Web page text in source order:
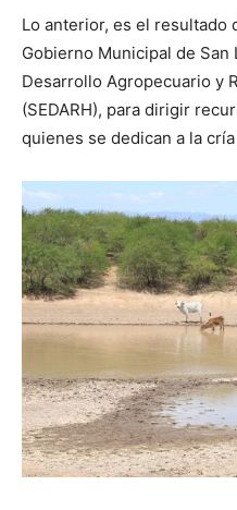
Lo anterior, es el resultado
Gobierno Municipal de
Desarrollo Agropecuario y
(SEDARH), para dirigir
quienes se dedican a la